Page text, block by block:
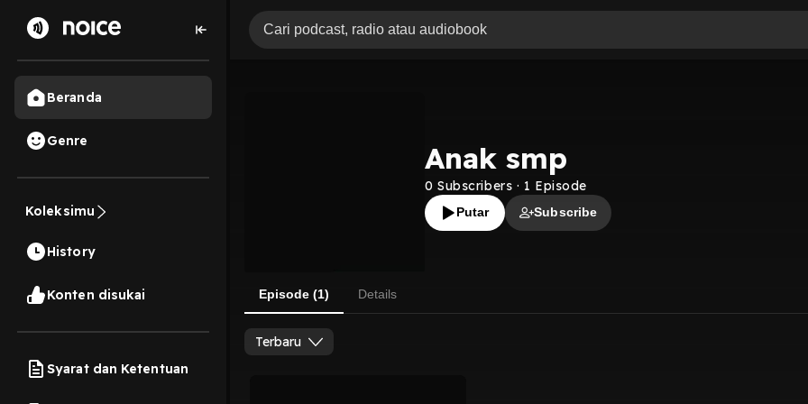
Beranda
Genre
Koleksimu
History
Konten disukai
Syarat dan Ketentuan
Anak smp
0 Subscribers · 1 Episode
Putar Subscribe
Episode (1) Details
Terbaru